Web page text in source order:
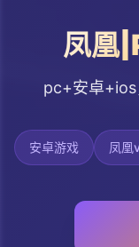
凤凰
pc+安卓+ios
安卓游戏 凤凰